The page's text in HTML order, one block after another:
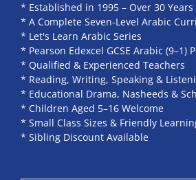
* Established in 1995 – Over 30
* A Complete Seven-Level Arabic
* Let's Learn Arabic Series
* Pearson Edexcel GCSE Arabic (9–1)
* Qualified & Experienced Teachers
* Reading, Writing, Speaking &
* Educational Drama, Nasheeds &
* Children Aged 5–16 Welcome
* Small Class Sizes & Friendly
* Sibling Discount Available